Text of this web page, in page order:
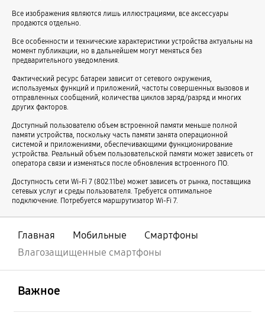
Удобные смартфоны для пожилых
Смартфоны для просмотра видео Смартфоны для женщин
Смартфоны для работы Молодёжные смартфоны
Смартфоны для игр Смартфоны с хорошими камерами
Смартфоны с большой памятью Влагозащищенные смартфоны
Смартфоны с большой батареей и памятью Синие смартфоны
Смартфоны с хорошей камерой и большой памятью
Смартфоны с ночной камерой Смартфоны с 4 камерами
Смартфоны с NFC Смартфоны с большим экраном и батареей
Небольшие смартфоны Смартфоны с S Pen в комплекте
Смартфоны 32 ГБ памяти
Смартфоны с 3 камерами
Все изображения являются лишь иллюстрациями, все аксессуары
продаются отдельно.
Все особенности и технические характеристики устройства актуальны на
момент публикации, но в дальнейшем могут меняться без
предварительного уведомления.
Фактический ресурс батареи зависит от сетевого окружения,
используемых функций и приложений, частоты совершенных вызовов и
отправленных сообщений, количества циклов заряд/разряд и многих
других факторов.
Доступный пользователю объем встроенной памяти меньше полной
памяти устройства, поскольку часть памяти занята операционной
системой и приложениями, обеспечивающими функционирование
устройства. Реальный объем пользовательской памяти может зависеть от
оператора связи и изменяться после обновления встроенного ПО.
Доступность сети Wi-Fi 7 (802.11be) может зависеть от рынка, поставщика
сетевых услуг и среды пользователя. Требуется оптимальное
подключение. Потребуется маршрутизатор Wi-Fi 7.
Главная Мобильные
Смартфоны
Влагозащищенные смартфоны
Важное